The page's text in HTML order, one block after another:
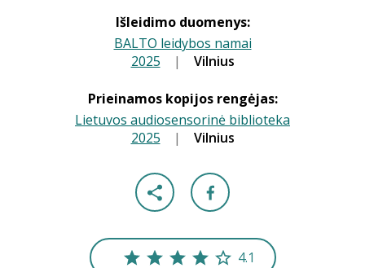
Išleidimo duomenys:
BALTO leidybos namai
2025 | Vilnius
Prieinamos kopijos rengėjas:
Lietuvos audiosensorinė biblioteka
2025 | Vilnius
4.1